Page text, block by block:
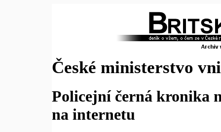
České ministerstvo
Policejní černá kronika
na internetu